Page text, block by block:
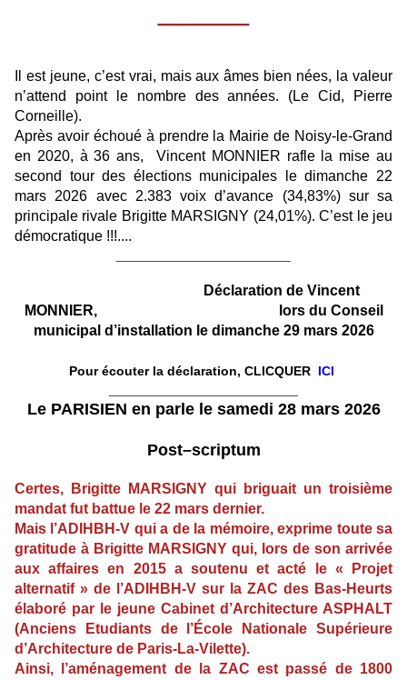
Il est jeune, c’est vrai, mais aux âmes bien nées, la valeur
n’attend point le nombre des années. (Le Cid, Pierre
Corneille).
Après avoir échoué à prendre la Mairie de Noisy-le-Grand
en 2020, à 36 ans, Vincent MONNIER rafle la mise au
second tour des élections municipales le dimanche 22
mars 2026 avec 2.383 voix d’avance (34,83%) sur sa
principale rivale Brigitte MARSIGNY (24,01%). C’est le jeu
démocratique !!!....
Déclaration de Vincent
MONNIER,
lors du Conseil
municipal d’installation le dimanche 29 mars 2026
Pour écouter la déclaration, CLICQUER ICI
Le PARISIEN en parle le samedi 28 mars 2026
Post–scriptum
Certes, Brigitte MARSIGNY qui briguait un troisième
mandat fut battue le 22 mars dernier.
Mais l’ADIHBH-V qui a de la mémoire, exprime toute sa
gratitude à Brigitte MARSIGNY qui, lors de son arrivée
aux affaires en 2015 a soutenu et acté le « Projet
alternatif » de l’ADIHBH-V sur la ZAC des Bas-Heurts
élaboré par le jeune Cabinet d’Architecture ASPHALT
(Anciens Etudiants de l’École Nationale Supérieure
d’Architecture de Paris-La-Vilette).
Ainsi, l’aménagement de la ZAC est passé de 1800